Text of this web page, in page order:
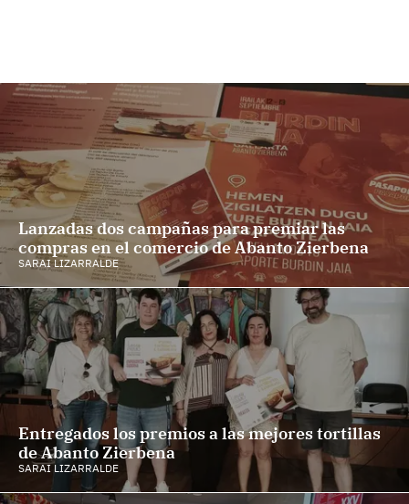
Lanzadas dos campañas para premiar las
compras en el comercio de Abanto Zierbena
SARAI LIZARRALDE
Entregados los premios a las mejores tortillas
de Abanto Zierbena
SARAI LIZARRALDE